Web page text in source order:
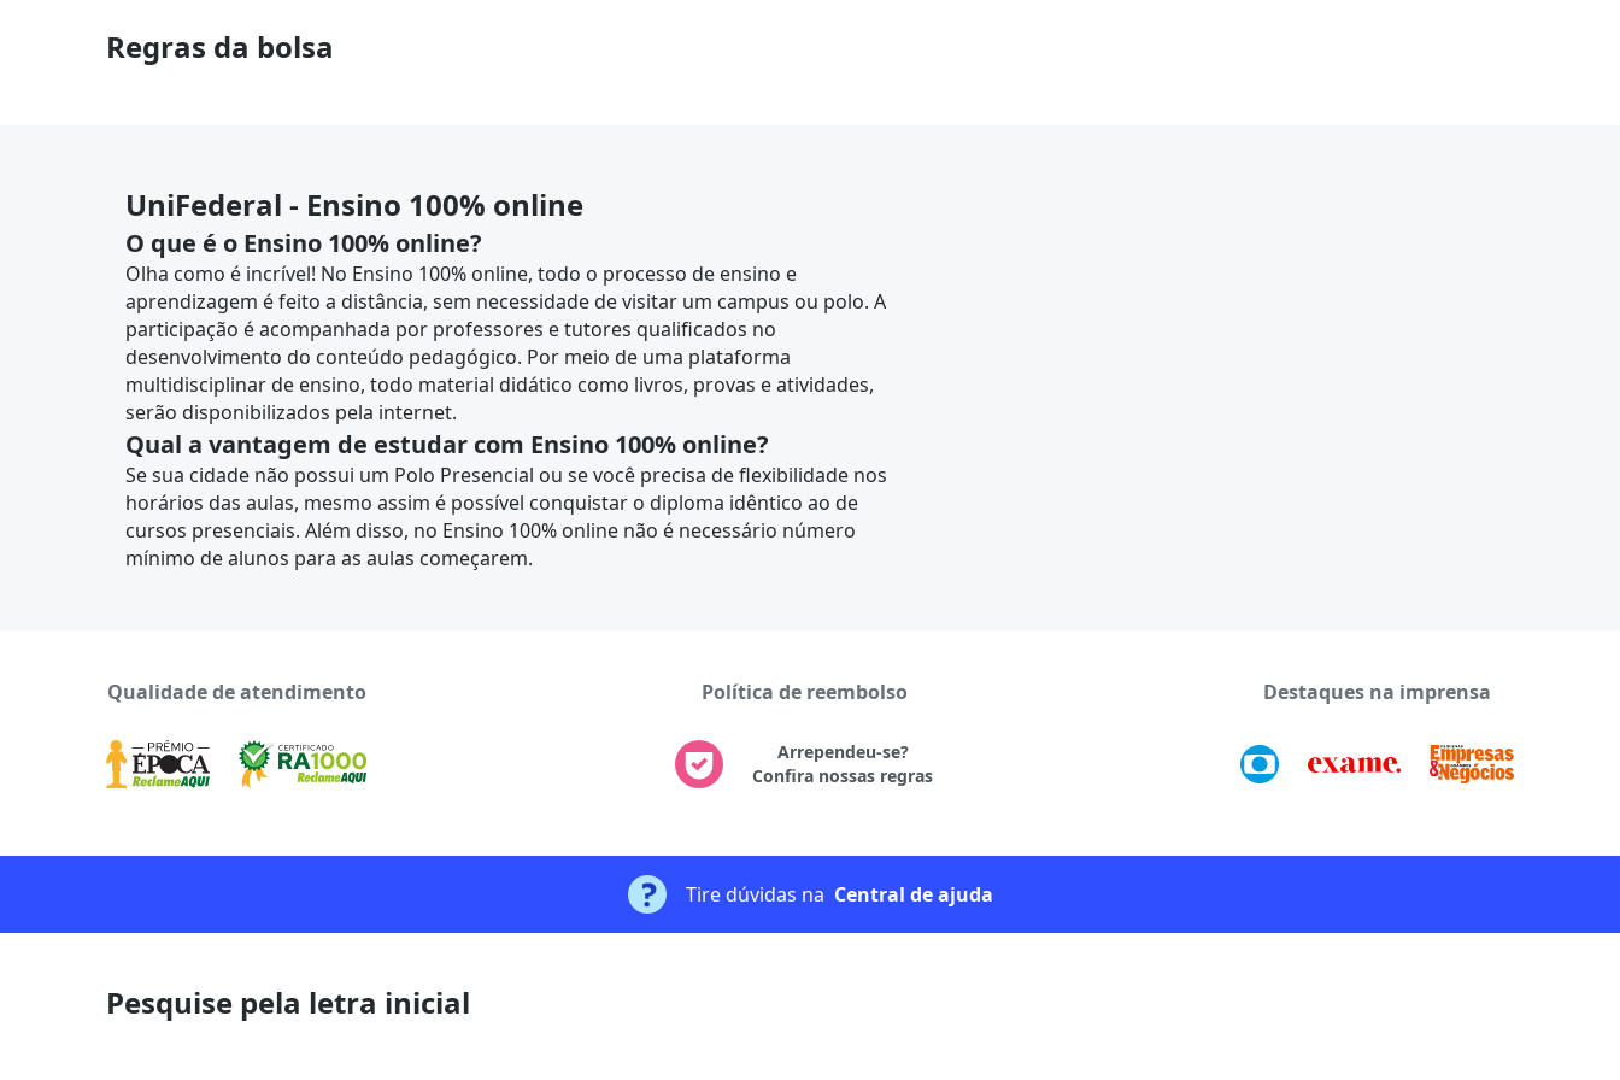
Regras da bolsa
UniFederal - Ensino 100% online
O que é o Ensino 100% online?
Olha como é incrível! No Ensino 100% online, todo o processo de ensino e
aprendizagem é feito a distância, sem necessidade de visitar um campus ou polo. A
participação é acompanhada por professores e tutores qualificados no
desenvolvimento do conteúdo pedagógico. Por meio de uma plataforma
multidisciplinar de ensino, todo material didático como livros, provas e atividades,
serão disponibilizados pela internet.
Qual a vantagem de estudar com Ensino 100% online?
Se sua cidade não possui um Polo Presencial ou se você precisa de flexibilidade nos
horários das aulas, mesmo assim é possível conquistar o diploma idêntico ao de
cursos presenciais. Além disso, no Ensino 100% online não é necessário número
mínimo de alunos para as aulas começarem.
Qualidade de atendimento Política de reembolso
Arrependeu-se?
Confira nossas regras
Destaques na imprensa
Tire dúvidas na Central de ajuda
Pesquise pela letra inicial